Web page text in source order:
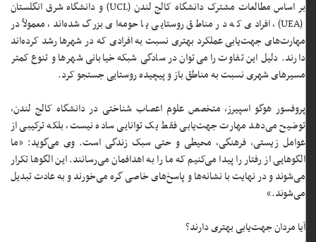
بر اساس مطالعات مشترک دانشگاه کالج لندن (UCL) و دانشگاه شرق انگلستان
(UEA)، افرادی که در مناطق روستایی یا حومه‌ای بزرگ شده‌اند، معمولاً در
مهارت‌های جهت‌یابی عملکرد بهتری نسبت به افرادی که در شهرها رشد کرده‌اند
دارند. دلیل این تفاوت را می‌توان در سادگی شبکه خیابانی شهرها و تنوع کمتر
مسیرهای شهری نسبت به مناطق باز و پیچیده روستایی جستجو کرد.
پروفسور هوگو اسپیرز، متخصص علوم اعصاب شناختی در دانشگاه کالج لندن،
توضیح می‌دهد مهارت جهت‌یابی فقط یک توانایی ساده نیست، بلکه ترکیبی از
عوامل زیستی، فرهنگی، محیطی و حتی سبک زندگی است. وی می‌گوید: «ما
الگوهایی از رفتار را پیدا می‌کنیم که ما را به اهدافمان می‌رسانند. این الگوها تکرار
می‌شوند و در نهایت با نشانه‌ها و پاسخ‌های خاصی گره می‌خورند و به عادت تبدیل
می‌شوند.»
آیا مردان جهت‌یابی بهتری دارند؟